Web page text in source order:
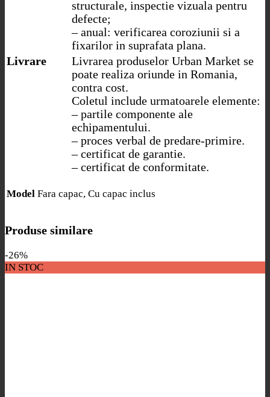
structurale, inspectie vizuala pentru
defecte;
– anual: verificarea coroziunii si a
fixarilor in suprafata plana.
Livrare
Livrarea produselor Urban Market se
poate realiza oriunde in Romania,
contra cost.
Coletul include urmatoarele elemente:
– partile componente ale
echipamentului.
– proces verbal de predare-primire.
– certificat de garantie.
– certificat de conformitate.
Model Fara capac, Cu capac inclus
Produse similare
-26%
IN STOC